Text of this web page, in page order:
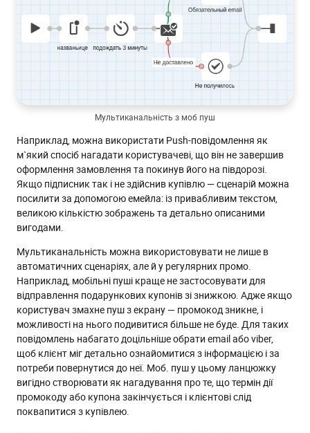
Мультиканальність з моб пуш
Наприклад, можна використати Push-повідомлення як
м`який спосіб нагадати користувачеві, що він не завершив
оформлення замовлення та покинув його на півдорозі.
Якщо підписник так і не здійснив купівлю — сценарій можна
посилити за допомогою емейла: із привабливим текстом,
великою кількістю зображень та детально описаними
вигодами.
Мультиканальність можна використовувати не лише в
автоматичних сценаріях, але й у регулярних промо.
Наприклад, мобільні пуші краще не застосовувати для
відправлення подарункових купонів зі знижкою. Адже якщо
користувач змахне пуш з екрану — промокод зникне, і
можливості на нього подивитися більше не буде. Для таких
повідомлень набагато доцільніше обрати email або viber,
щоб клієнт міг детально ознайомитися з інформацією і за
потреби повернутися до неї. Моб. пуш у цьому ланцюжку
вигідно створювати як нагадування про те, що термін дії
промокоду або купона закінчується і клієнтові слід
поквапитися з купівлею.